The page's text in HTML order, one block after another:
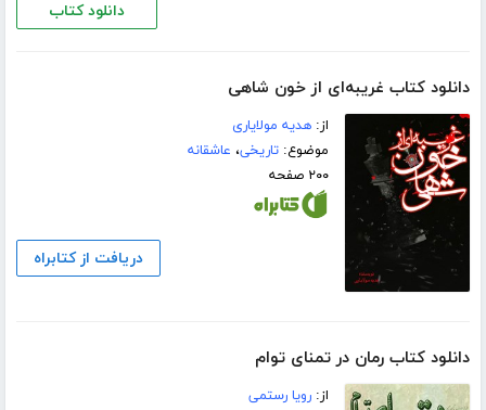
دانلود کتاب
دانلود کتاب غریبه‌ای از خون شاهی
از:هدیه مولایاری
موضوع:تاریخی، عاشقانه
۲۰۰ صفحه
دریافت از کتابراه
دانلود کتاب رمان در تمنای توام
از:رویا رستمی